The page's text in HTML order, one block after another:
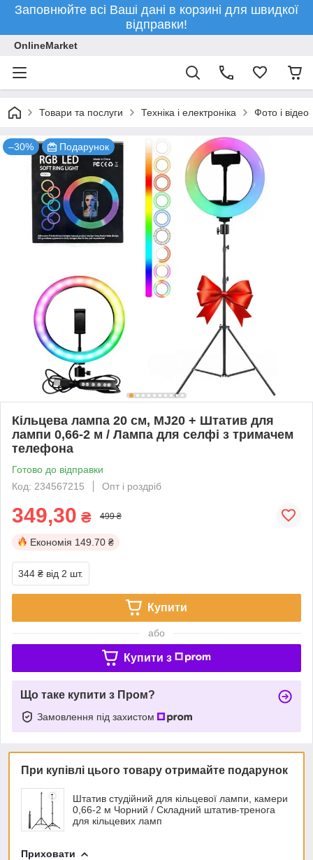
Заповнюйте всі Ваші дані в корзині для швидкої
відправки!
OnlineMarket
Товари та послуги Техніка і електроніка Фото і відео
–30% Подарунок
Кільцева лампа 20 см, MJ20 + Штатив для
лампи 0,66-2 м / Лампа для селфі з тримачем
телефона
Готово до відправки
Код: 234567215
Опт і роздріб
349,30 ₴ 499 ₴
Економія 149.70 ₴
344 ₴ від 2 шт.
Купити
або
Купити з
Що таке купити з Пром?
Замовлення під захистом
При купівлі цього товару отримайте подарунок
Штатив студійний для кільцевої лампи, камери
0,66-2 м Чорний / Складний штатив-тренога
для кільцевих ламп
Приховати